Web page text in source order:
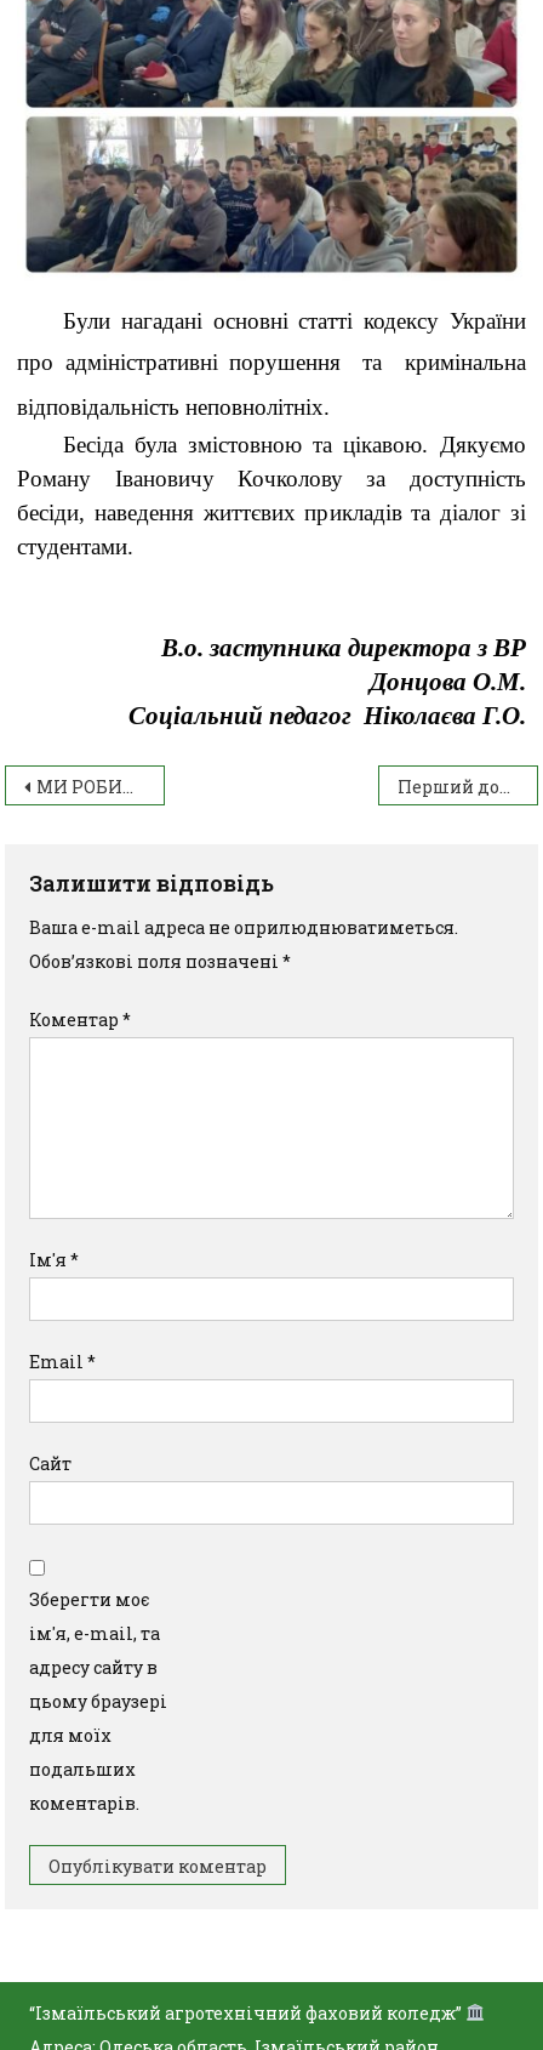
Були нагадані основні статті кодексу України
про адміністративні порушеннята кримінальна
відповідальність неповнолітніх.
Бесіда була змістовною та цікавою. Дякуємо
Роману Івановичу Кочколову за доступність
бесіди, наведення життєвих прикладів та діалог зі
студентами.
В.о. заступника директора з ВР
Донцова О.М.
Соціальний педагог Ніколаєва Г.О.
МИ РОБИМО СПІЛЬНУ СПРАВУ Перший досвід у шашках
Залишити відповідь
Ваша e-mail адреса не оприлюднюватиметься.
Обов’язкові поля позначені*
Коментар*
Ім'я*
Email*
Сайт
Зберегти моє
ім'я, e-mail, та
адресу сайту в
цьому браузері
для моїх
подальших
коментарів.
“Ізмаїльський агротехнічний фаховий коледж”